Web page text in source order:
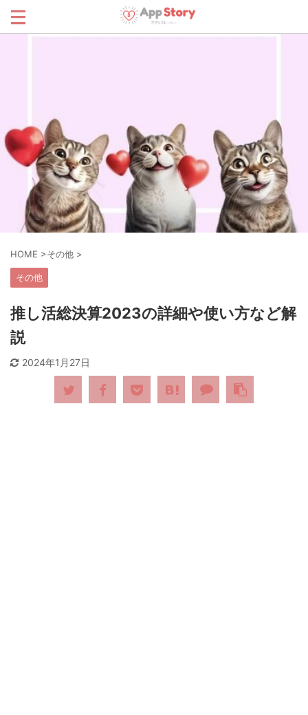
HOME >その他 >
その他
推し活総決算2023の詳細や使い方など解
説
2024年1月27日